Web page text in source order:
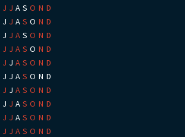
J J A S O N D
J J A S O N D
J J A S O N D
J J A S O N D
J J A S O N D
J J A S O N D
J J A S O N D
J J A S O N D
J J A S O N D
J J A S O N D